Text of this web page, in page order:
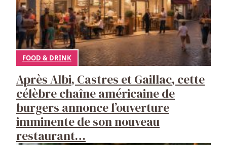
FOOD & DRINK
Après Albi, Castres et Gaillac, cette
célèbre chaîne américaine de
burgers annonce l’ouverture
imminente de son nouveau
restaurant…